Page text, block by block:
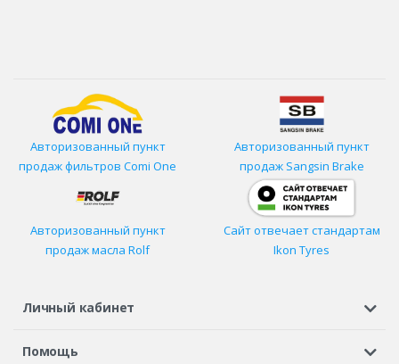
Авторизованный пункт
продаж фильтров Comi One
Авторизованный пункт
продаж Sangsin Brake
Авторизованный пункт
продаж масла Rolf
Сайт отвечает стандартам
Ikon Tyres
Личный кабинет
Регистрация или вход
Помощь